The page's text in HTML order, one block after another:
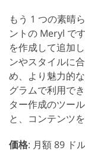
もう 1 つの素晴
ントの Meryl で
を作成して追加
ンやスタイルに
め、より魅力的
グラムで利用で
ター作成のツー
と、コンテンツ
価格: 月額 89 ドル